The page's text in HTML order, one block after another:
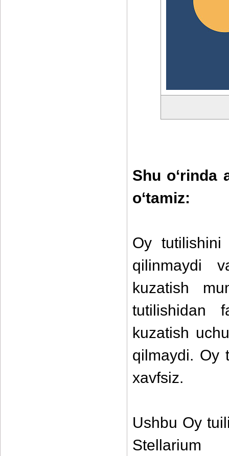
Shu o‘rinda
o‘tamiz:
Oy
qilinmaydi
kuzatish
tutilishidan
kuzatish
qilmaydi. Oy
xavfsiz.
Ushbu Oy